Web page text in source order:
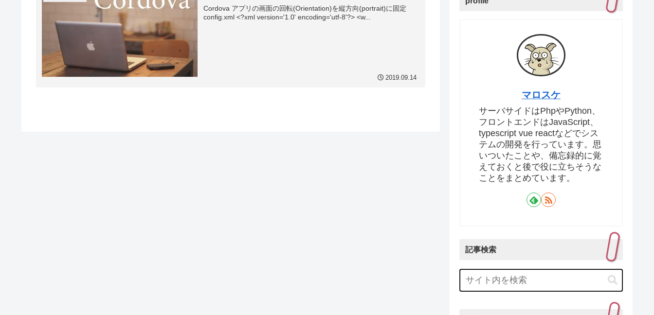
Cordova アプリの画面の回転(Orientation)を縦方向(portrait)に固定
config.xml <?xml version='1.0' encoding='utf-8'?> <w...
2019.09.14
マロスケ
サーバサイドはPhpやPython、
フロントエンドはJavaScript、
typescript vue reactなどでシス
テムの開発を行っています。思
いついたことや、備忘録的に覚
えておくと後で役に立ちそうな
ことをまとめています。
記事検索